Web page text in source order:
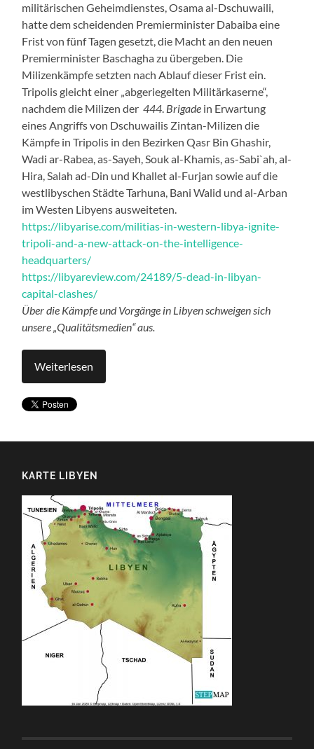
militärischen Geheimdienstes, Osama al-Dschuwaili,
hatte dem scheidenden Premierminister Dabaiba eine
Frist von fünf Tagen gesetzt, die Macht an den neuen
Premierminister Baschagha zu übergeben. Die
Milizenkämpfe setzten nach Ablauf dieser Frist ein.
Tripolis gleicht einer „abgeriegelten Militärkaserne“,
nachdem die Milizen der 444. Brigade in Erwartung
eines Angriffs von Dschuwailis Zintan-Milizen die
Kämpfe in Tripolis in den Bezirken Qasr Bin Ghashir,
Wadi ar-Rabea, as-Sayeh, Souk al-Khamis, as-Sabi`ah, al-
Hira, Salah ad-Din und Khallet al-Furjan sowie auf die
westlibyschen Städte Tarhuna, Bani Walid und al-Arban
im Westen Libyens ausweiteten.
https://libyarise.com/militias-in-western-libya-ignite-
tripoli-and-a-new-attack-on-the-intelligence-
headquarters/
https://libyareview.com/24189/5-dead-in-libyan-
capital-clashes/
Über die Kämpfe und Vorgänge in Libyen schweigen sich
unsere „Qualitätsmedien“ aus.
Weiterlesen
KARTE LIBYEN